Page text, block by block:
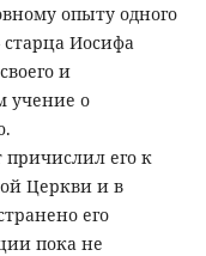
опыту одного
Иосифа
и
учение о
его к
Церкви и в
его
пока не